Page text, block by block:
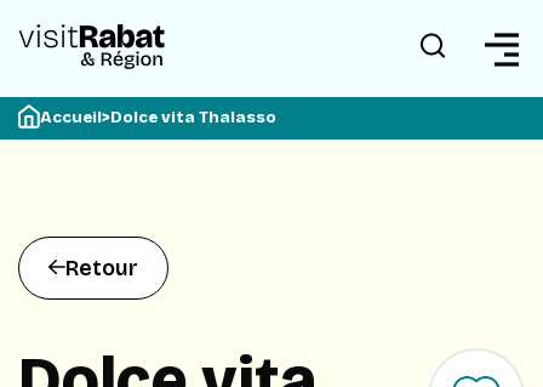
Accueil>Dolce vita Thalasso
Retour